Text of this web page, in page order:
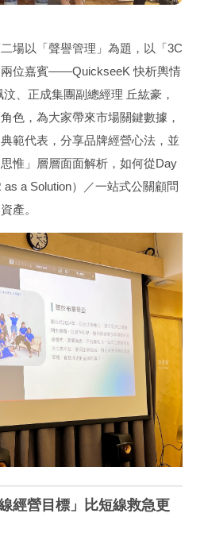
場以「聲譽管理」為題，以「3C
兩位嘉賓——QuickseeK 快析輿情
、正成集團副總經理 丘紘豪，
色，為大家帶來市場關鍵數據，
範代表，分享品牌經營心法，並
惟」層層面面解析，如何從Day
a Solution）／一站式公關顧問
產。
經營目標」比短線救急更